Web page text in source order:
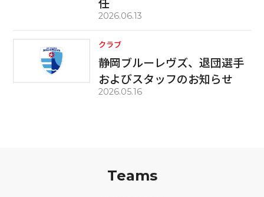
2026.06.13
クラブ
静岡ブルーレヴズ、退団選手
およびスタッフのお知らせ
2026.05.16
Teams